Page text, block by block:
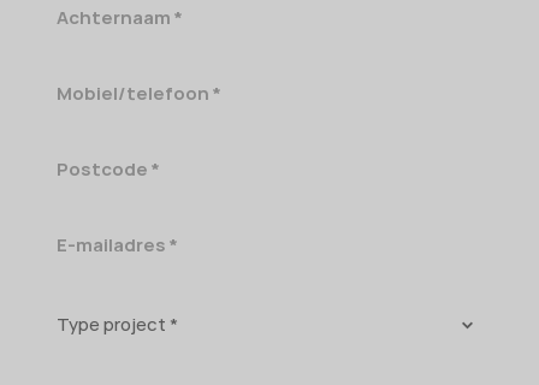
Achternaam
Mobiel/telefoon
Postcode
E-
Type
project